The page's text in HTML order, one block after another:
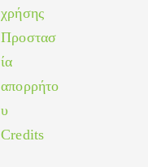
χρήσης
Προστασ
ία
απορρήτο
υ
Credits